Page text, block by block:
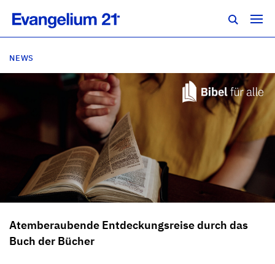
NEWS
Atemberaubende Entdeckungsreise durch das
Buch der Bücher